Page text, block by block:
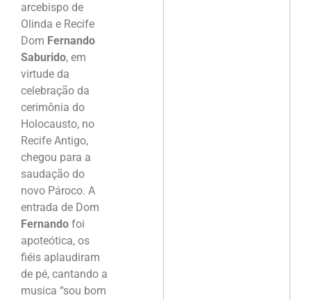
arcebispo de
Olinda e Recife
Dom Fernando
Saburido, em
virtude da
celebração da
cerimônia do
Holocausto, no
Recife Antigo,
chegou para a
saudação do
novo Pároco. A
entrada de Dom
Fernando foi
apoteótica, os
fiéis aplaudiram
de pé, cantando a
musica “sou bom